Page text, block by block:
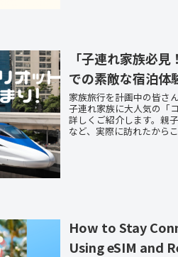
「子連れ家族必
での素敵な宿泊体
家族旅行を計画中の皆さ
子連れ家族に大人気の「
詳しくご紹介します。親
など、実際に訪れたから
How to Stay
Using eSIM and